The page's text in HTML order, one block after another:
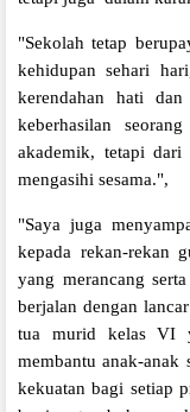
"Sekolah tetap
kehidupan sehari
kerendahan hati dan
keberhasilan
akademik, tetapi
mengasihi sesama.",
"Saya juga
kepada rekan-rekan
yang merancang
berjalan dengan
tua murid kelas VI
membantu anak-anak
kekuatan bagi setiap